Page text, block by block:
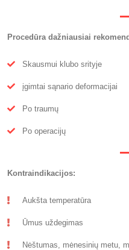
Procedūra dažniausiai
Skausmui klubo srityje
įgimtai sąnario deformacijai
Po traumų
Po operacijų
Kontraindikacijos:
Aukšta temperatūra
Ūmus uždegimas
Nėštumas, mėnesinių metu,